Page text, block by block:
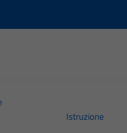
Istruzione